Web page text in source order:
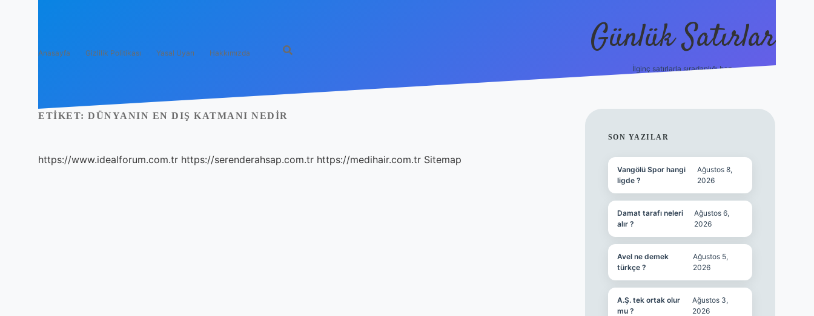
Anasayfa Gizlilik Politikası Yasal Uyarı Hakkımızda Günlük Satırlar
İlginç satırlarla sıradanlığı boz.
ETIKET: DÜNYANIN EN DIŞ KATMANI NEDIR
https://www.idealforum.com.tr https://serenderahsap.com.tr https://medihair.com.tr Sitemap
SIDEBAR
SON YAZILAR
Vangölü Spor hangi
ligde ?
Ağustos 8,
2026
Damat tarafı neleri
alır ?
Ağustos 6,
2026
Avel ne demek
türkçe ?
Ağustos 5,
2026
A.Ş. tek ortak olur
mu ?
Ağustos 3,
2026
vdcasino